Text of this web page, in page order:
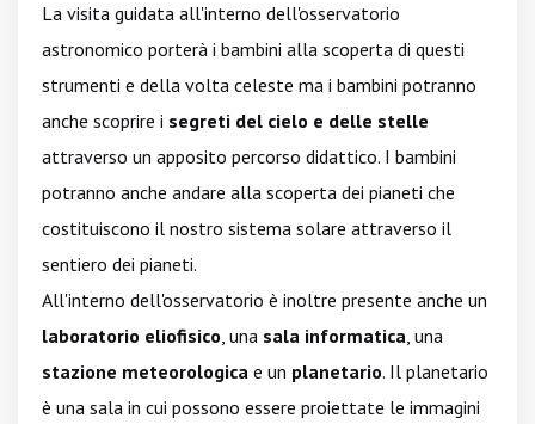
La visita guidata all'interno dell'osservatorio
astronomico porterà i bambini alla scoperta di questi
strumenti e della volta celeste ma i bambini potranno
anche scoprire i segreti del cielo e delle stelle
attraverso un apposito percorso didattico. I bambini
potranno anche andare alla scoperta dei pianeti che
costituiscono il nostro sistema solare attraverso il
sentiero dei pianeti.
All'interno dell'osservatorio è inoltre presente anche un
laboratorio eliofisico, una sala informatica, una
stazione meteorologica e un planetario. Il planetario
è una sala in cui possono essere proiettate le immagini